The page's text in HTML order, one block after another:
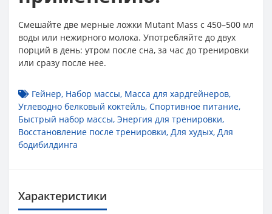
Смешайте две мерные ложки Mutant Mass с 450–500 мл
воды или нежирного молока. Употребляйте до двух
порций в день: утром после сна, за час до тренировки
или сразу после нее.
Гейнер, Набор массы, Масса для хардгейнеров,
Углеводно белковый коктейль, Спортивное питание,
Быстрый набор массы, Энергия для тренировки,
Восстановление после тренировки, Для худых, Для
бодибилдинга
Характеристики